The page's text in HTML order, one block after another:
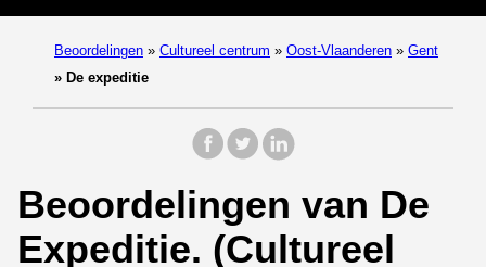
Beoordelingen » Cultureel centrum » Oost-Vlaanderen » Gent
» De expeditie
Beoordelingen van De
Expeditie. (Cultureel